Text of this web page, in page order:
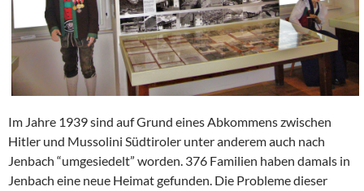
Im Jahre 1939 sind auf Grund eines Abkommens zwischen
Hitler und Mussolini Südtiroler unter anderem auch nach
Jenbach “umgesiedelt” worden. 376 Familien haben damals in
Jenbach eine neue Heimat gefunden. Die Probleme dieser